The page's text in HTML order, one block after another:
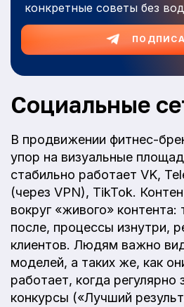
конкретные советы без
Социальные
В продвижении фитнес-
упор на визуальные
стабильно работает VK,
(через VPN), TikTok.
вокруг «живого»
после, процессы изнутри,
клиентов. Людям важно
моделей, а таких же, как
работает, когда регулярно
конкурсы («Лучший